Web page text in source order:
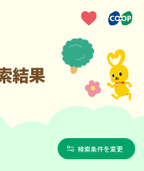
結果
検索条件を変更